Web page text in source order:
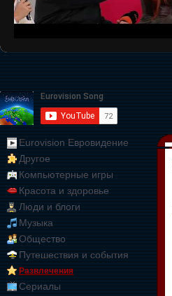
Eurovision Евровидение
Другое
Компьютерные игры
Красота и здоровье
Люди и блоги
Музыка
Общество
Путешествия и события
Развлечения
Сериалы